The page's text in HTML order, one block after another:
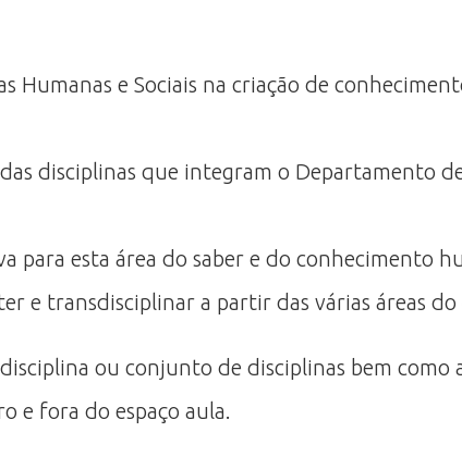
Humanas e Sociais na criação de
disciplinas que integram o Departamento
para esta área do saber e do conhecimento
e transdisciplinar a partir das várias áreas
ou conjunto de disciplinas bem
e fora do espaço aula.